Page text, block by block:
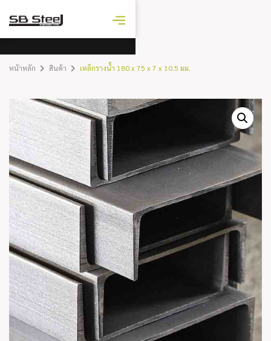
ราคาเหล็ก
หน้าหลัก สินค้า เหล็กรางน้ำ 180 x 75 x 7 x 10.5 มม.